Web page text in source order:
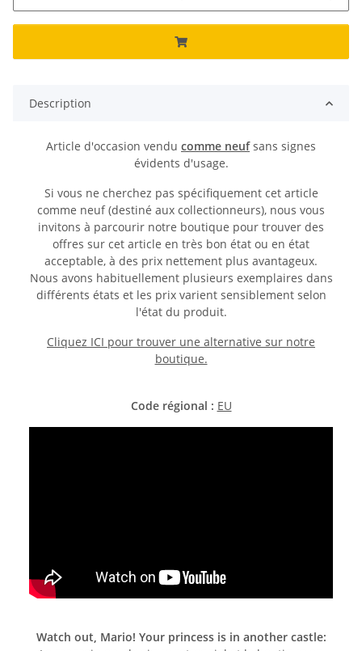
Description
Article d'occasion vendu comme neufsans signes
évidents d'usage.
Si vous ne cherchez pas spécifiquement cet article
comme neuf (destiné aux collectionneurs), nous vous
invitons à parcourir notre boutique pour trouver des
offres sur cet article en très bon état ou en état
acceptable, à des prix nettement plus avantageux.
Nous avons habituellement plusieurs exemplaires dans
différents états et les prix varient sensiblement selon
l'état du produit.
Cliquez ICI pour trouver une alternative sur notre
boutique.
Code régional : EU
Watch out, Mario! Your princess is in another castle: